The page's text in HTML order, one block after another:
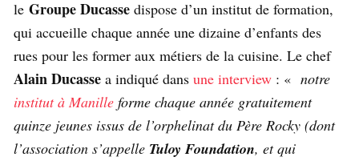
le Groupe Ducasse dispose d’un institut de formation,
qui accueille chaque année une dizaine d’enfants des
rues pour les former aux métiers de la cuisine. Le chef
Alain Ducasse a indiqué dans une interview : « notre
institut à Manille forme chaque année gratuitement
quinze jeunes issus de l’orphelinat du Père Rocky (dont
l’association s’appelle Tuloy Foundation, et qui